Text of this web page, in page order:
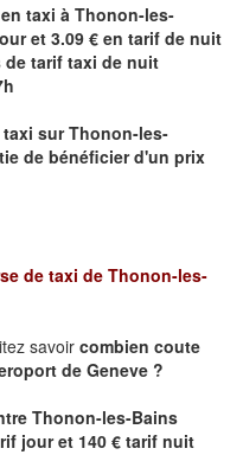
taxi à Thonon-les-
et 3.09 € en tarif de nuit
de tarif taxi de nuit
taxi surThonon-les-
de bénéficierd'un prix
de taxi de Thonon-les-
savoir combien coute
de Geneve ?
Thonon-les-Bains
jour et 140 € tarif nuit